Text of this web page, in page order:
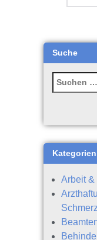
Suche
Kategorien
Arbeit &